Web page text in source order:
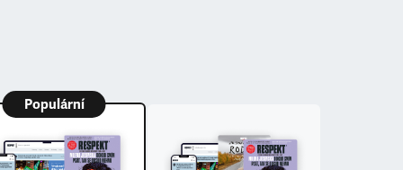
Populární